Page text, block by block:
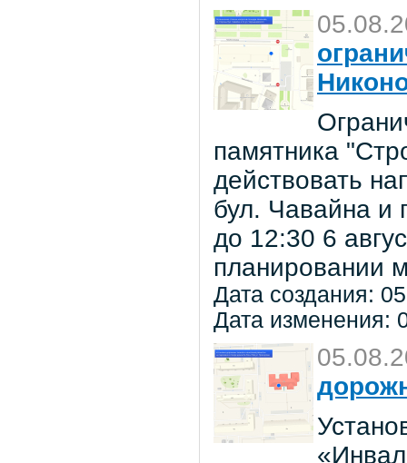
памятника
действовать
бул. Чавайна и
до 12:30 6
планировании
Дата создания:
Дата изменения: